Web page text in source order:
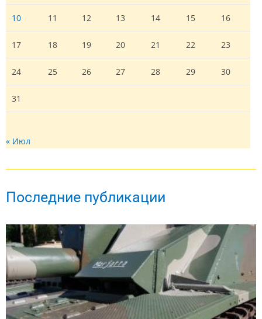
10 11 12 13 14 15 16
17 18 19 20 21 22 23
24 25 26 27 28 29 30
31
« Июл
Последние публикации